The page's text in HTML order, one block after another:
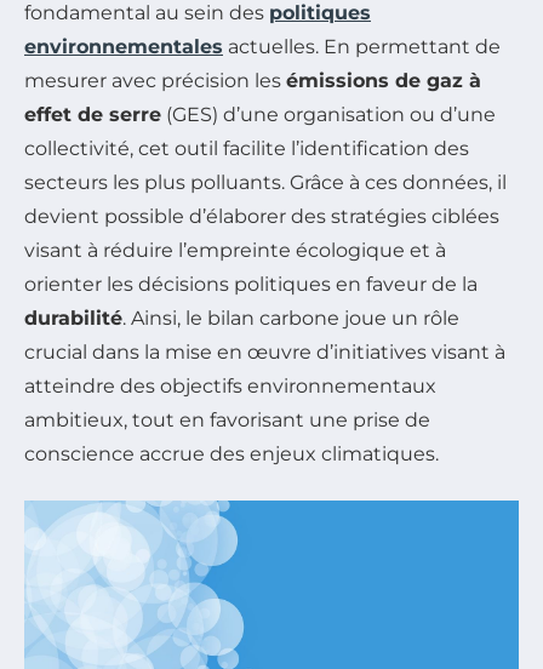
fondamental au sein des politiques
environnementales actuelles. En permettant de
mesurer avec précision les émissions de gaz à
effet de serre (GES) d’une organisation ou d’une
collectivité, cet outil facilite l’identification des
secteurs les plus polluants. Grâce à ces données, il
devient possible d’élaborer des stratégies ciblées
visant à réduire l’empreinte écologique et à
orienter les décisions politiques en faveur de la
durabilité. Ainsi, le bilan carbone joue un rôle
crucial dans la mise en œuvre d’initiatives visant à
atteindre des objectifs environnementaux
ambitieux, tout en favorisant une prise de
conscience accrue des enjeux climatiques.